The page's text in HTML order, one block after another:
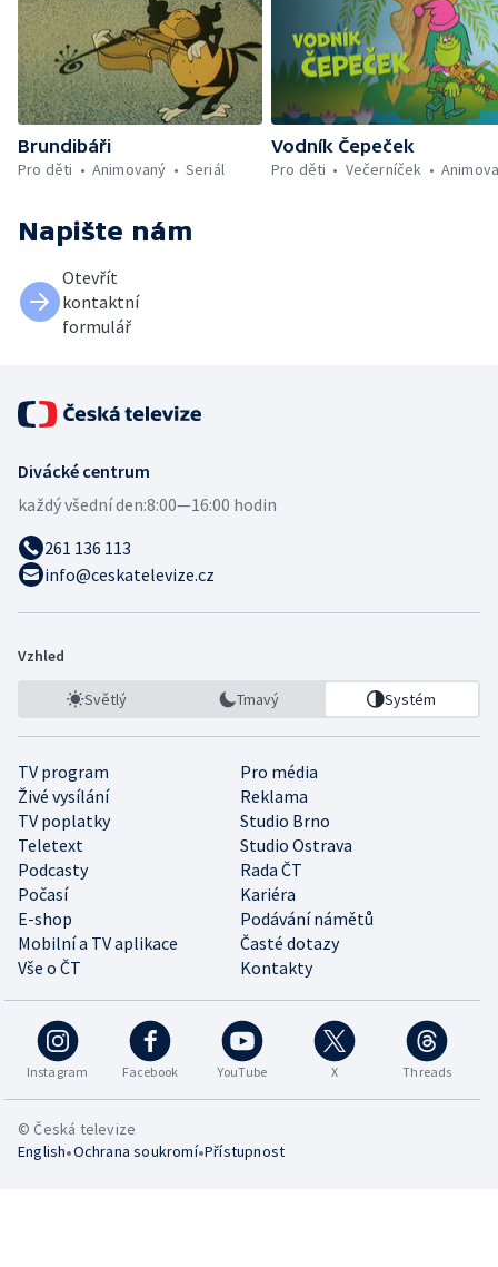
Brundibáři
Pro děti
Animovaný Seriál
Vodník Čepeček
Pro děti
Večerníček
Napište nám
Otevřít
kontaktní
formulář
Divácké centrum
každý všední den:8:00—16:00 hodin
261 136 113
info@ceskatelevize.cz
Vzhled
Světlý Tmavý Systém
TV program
Pro média
Živé vysílání
Reklama
TV poplatky
Studio Brno
Teletext
Studio Ostrava
Podcasty
Rada ČT
Počasí
Kariéra
E-shop
Podávání námětů
Mobilní a TV aplikace
Časté dotazy
Vše o ČT
Kontakty
Instagram Facebook YouTube X Threads
© Česká televize
English•Ochrana soukromí•Přístupnost